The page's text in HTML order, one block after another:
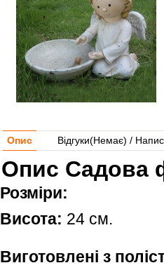
Опис Відгуки(Немає) /
Опис Садова
Розміри:
Висота: 24 см.
Виготовлені з